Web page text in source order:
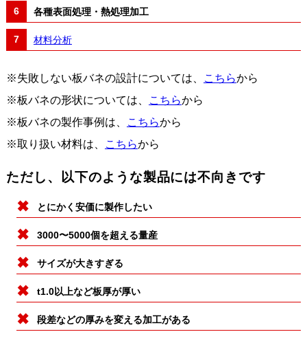
各種表面処理・熱処理加工
材料分析
※失敗しない板バネの設計については、 こちらから
※板バネの形状については、
こちらから
※板バネの製作事例は、
こちらから
※取り扱い材料は、
こちらから
ただし、以下のような製品には不向きです
とにかく安価に製作したい
3000〜5000個を超える量産
サイズが大きすぎる
t1.0以上など板厚が厚い
段差などの厚みを変える加工がある